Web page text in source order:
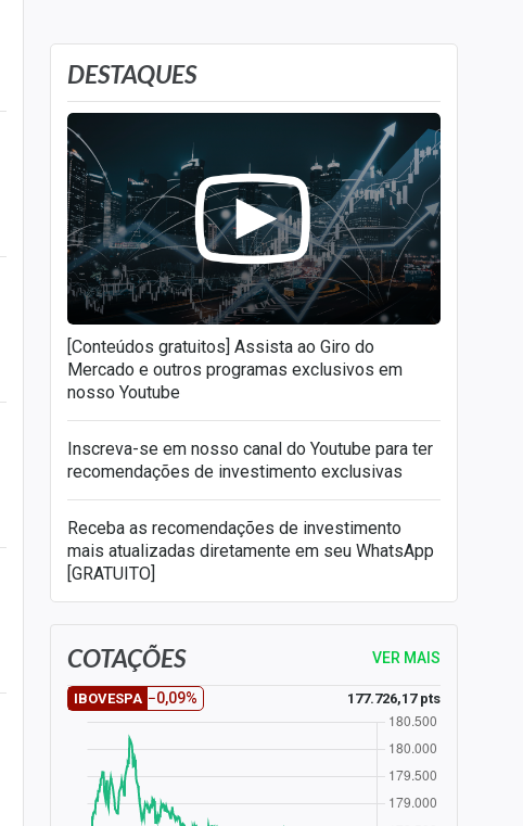
próprio.
DESTAQUES
[Conteúdos gratuitos] Assista ao Giro do
Mercado e outros programas exclusivos em
nosso Youtube
Inscreva-se em nosso canal do Youtube para ter
recomendações de investimento exclusivas
Receba as recomendações de investimento
mais atualizadas diretamente em seu WhatsApp
[GRATUITO]
COTAÇÕES VER MAIS
IBOVESPA −0,09% 177.726,17 pts